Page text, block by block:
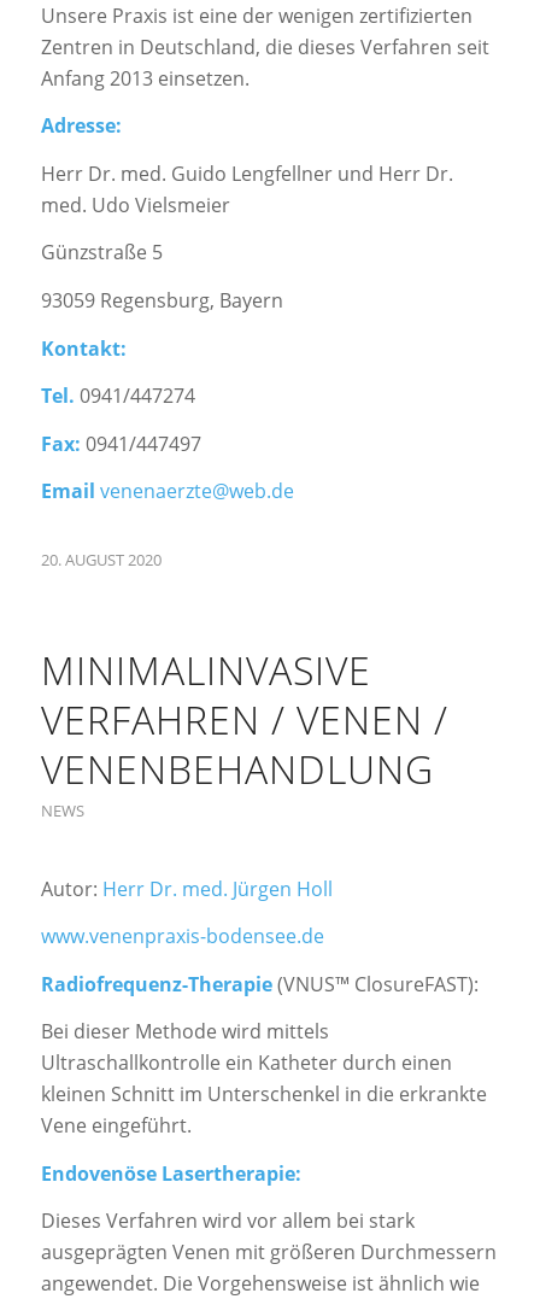
Unsere Praxis ist eine der wenigen zertifizierten
Zentren in Deutschland, die dieses Verfahren seit
Anfang 2013 einsetzen.
Adresse:
Herr Dr. med. Guido Lengfellner und Herr Dr.
med. Udo Vielsmeier
Günzstraße 5
93059 Regensburg, Bayern
Kontakt:
Tel. 0941/447274
Fax: 0941/447497
Email venenaerzte@web.de
20. AUGUST 2020
MINIMALINVASIVE
VERFAHREN / VENEN /
VENENBEHANDLUNG
NEWS
Autor: Herr Dr. med. Jürgen Holl
www.venenpraxis-bodensee.de
Radiofrequenz-Therapie(VNUS™ ClosureFAST):
Bei dieser Methode wird mittels
Ultraschallkontrolle ein Katheter durch einen
kleinen Schnitt im Unterschenkel in die erkrankte
Vene eingeführt.
Endovenöse Lasertherapie:
Dieses Verfahren wird vor allem bei stark
ausgeprägten Venen mit größeren Durchmessern
angewendet. Die Vorgehensweise ist ähnlich wie